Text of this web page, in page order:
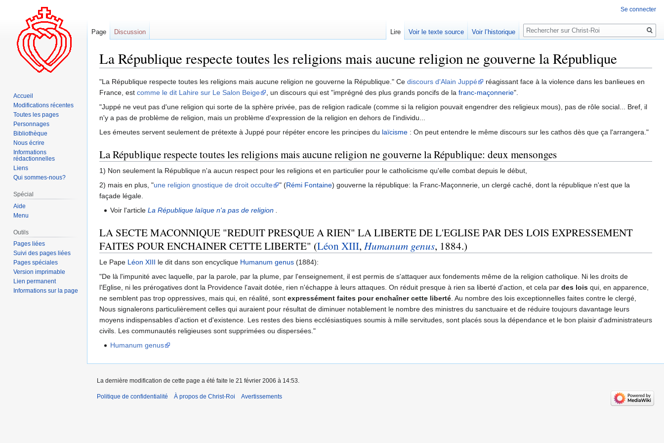
La République respecte toutes les religions mais aucune religion ne gouverne la République
Aller
à
la
navigation
Aller
à
la
recherche
"La République respecte toutes les religions mais aucune religion ne gouverne la République." Ce discours d'Alain Juppé
réagissant face à la violence dans les banlieues en
France, est comme le dit Lahire sur Le Salon Beige , un discours qui est "imprégné des plus grands poncifs de la franc-maçonnerie".
"Juppé ne veut pas d'une religion qui sorte de la sphère privée, pas de religion radicale (comme si la religion pouvait engendrer des religieux mous), pas de rôle social... Bref, il
n'y a pas de problème de religion, mais un problème d'expression de la religion en dehors de l'individu...
Les émeutes servent seulement de prétexte à Juppé pour répéter encore les principes du laïcisme : On peut entendre le même discours sur les cathos dès que ça l'arrangera."
La République respecte toutes les religions mais aucune religion ne gouverne la République: deux mensonges
1) Non seulement la République n'a aucun respect pour les religions et en particulier pour le catholicisme qu'elle combat depuis le début,
2) mais en plus, "une religion gnostique de droit occulte " (Rémi Fontaine) gouverne la république: la Franc-Maçonnerie, un clergé caché, dont la république n'est que la
façade légale.
Voir l'articleLa République laïque n'a pas de religion.
LA SECTE MACONNIQUE "REDUIT PRESQUE A RIEN" LA LIBERTE DE L'EGLISE PAR DES LOIS EXPRESSEMENT
FAITES POUR ENCHAINER CETTE LIBERTE" (Léon XIII, Humanum genus, 1884.)
Le Pape Léon XIII le dit dans son encyclique Humanum genus (1884):
"De là l'impunité avec laquelle, par la parole, par la plume, par l'enseignement, il est permis de s'attaquer aux fondements même de la religion catholique. Ni les droits de
l'Eglise, ni les prérogatives dont la Providence l'avait dotée, rien n'échappe à leurs attaques. On réduit presque à rien sa liberté d'action, et cela par des lois qui, en apparence,
ne semblent pas trop oppressives, mais qui, en réalité, sont expressément faites pour enchaîner cette liberté. Au nombre des lois exceptionnelles faites contre le clergé,
Nous signalerons particulièrement celles qui auraient pour résultat de diminuer notablement le nombre des ministres du sanctuaire et de réduire toujours davantage leurs
moyens indispensables d'action et d'existence. Les restes des biens ecclésiastiques soumis à mille servitudes, sont placés sous la dépendance et le bon plaisir d'administrateurs
civils. Les communautés religieuses sont supprimées ou dispersées."
Humanum genus
Se connecter
Page Discussion Lire Voir le texte source Voir l’historique
Rechercher
Accueil
Modifications récentes
Toutes les pages
Personnages
Bibliothèque
Nous écrire
Informations
rédactionnelles
Liens
Qui sommes-nous?
Spécial
Aide
Menu
Outils
Pages liées
Suivi des pages liées
Pages spéciales
Version imprimable
Lien permanent
Informations sur la page
La dernière modification de cette page a été faite le 21 février 2006 à 14:53.
Politique de confidentialité À propos de Christ-Roi Avertissements